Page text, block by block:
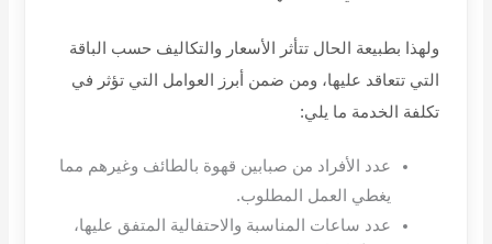
ولهذا بطبيعة الحال تتأثر الأسعار والتكاليف حسب الباقة
التي تتعاقد عليها، ومن ضمن أبرز العوامل التي تؤثر في
تكلفة الخدمة ما يلي:
عدد الأفراد من صبابين قهوة بالطائف وغيرهم مما
يغطي العمل المطلوب.
عدد ساعات المناسبة والاحتفالية المتفق عليها،